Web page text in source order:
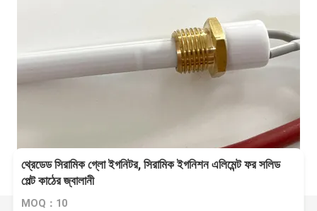
থ্রেডেড সিরামিক গ্লো ইগনিটর, সিরামিক ইগনিশন এলিমেন্ট ফর সলিড
পেল্ট কাঠের জ্বালানী
MOQ：10